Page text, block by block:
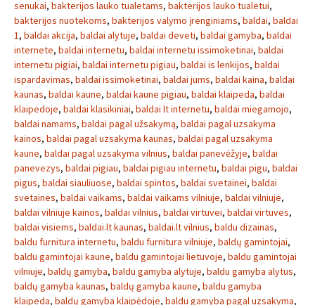
senukai, bakterijos lauko tualetams, bakterijos lauko tualetui,
bakterijos nuotekoms, bakterijos valymo įrenginiams, baldai, baldai
1, baldai akcija, baldai alytuje, baldai deveti, baldai gamyba, baldai
internete, baldai internetu, baldai internetu issimoketinai, baldai
internetu pigiai, baldai internetu pigiau, baldai is lenkijos, baldai
ispardavimas, baldai issimoketinai, baldai jums, baldai kaina, baldai
kaunas, baldai kaune, baldai kaune pigiau, baldai klaipeda, baldai
klaipedoje, baldai klasikiniai, baldai lt internetu, baldai miegamojo,
baldai namams, baldai pagal užsakymą, baldai pagal uzsakyma
kainos, baldai pagal uzsakyma kaunas, baldai pagal uzsakyma
kaune, baldai pagal uzsakyma vilnius, baldai panevėžyje, baldai
panevezys, baldai pigiau, baldai pigiau internetu, baldai pigu, baldai
pigus, baldai siauliuose, baldai spintos, baldai svetainei, baldai
svetaines, baldai vaikams, baldai vaikams vilniuje, baldai vilniuje,
baldai vilniuje kainos, baldai vilnius, baldai virtuvei, baldai virtuves,
baldai visiems, baldai.lt kaunas, baldai.lt vilnius, baldu dizainas,
baldu furnitura internetu, baldu furnitura vilniuje, baldų gamintojai,
baldu gamintojai kaune, baldu gamintojai lietuvoje, baldu gamintojai
vilniuje, baldų gamyba, baldu gamyba alytuje, baldu gamyba alytus,
baldų gamyba kaunas, baldų gamyba kaune, baldu gamyba
klaipeda, baldų gamyba klaipėdoje, baldu gamyba pagal uzsakyma,